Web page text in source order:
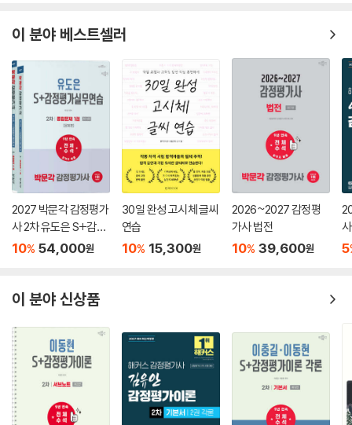
이 분야 베스트셀러
2027 박문각 감정평가
사 2차 유도은 S+감정
평가실무연습 종합문
10% 54,000원
30일 완성 고시체 글씨
연습
10% 15,300원
2026~2027 감정평
가사 법전
10% 39,600원 5
이 분야 신상품